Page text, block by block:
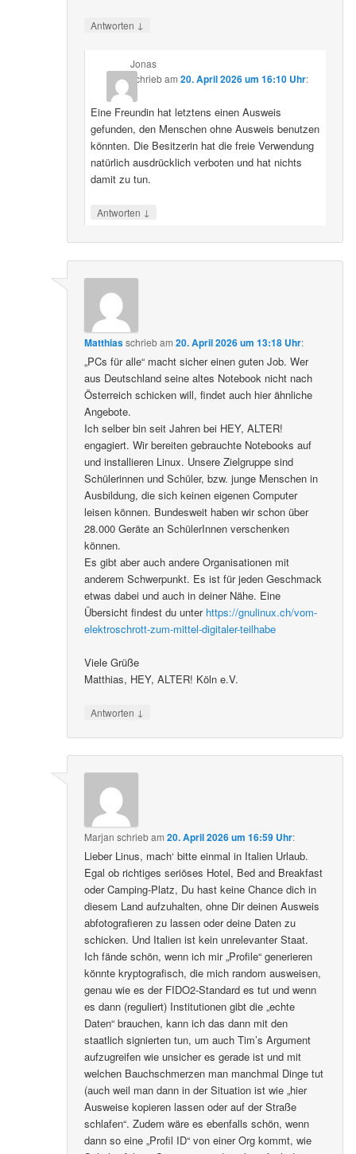
Antworten ↓
Jonas
schriebam 20. April 2026 um 16:10 Uhr:
Eine Freundin hat letztens einen Ausweis
gefunden, den Menschen ohne Ausweis benutzen
könnten. Die Besitzerin hat die freie Verwendung
natürlich ausdrücklich verboten und hat nichts
damit zu tun.
Antworten ↓
Matthiasschriebam20. April 2026 um 13:18 Uhr:
„PCs für alle“ macht sicher einen guten Job. Wer
aus Deutschland seine altes Notebook nicht nach
Österreich schicken will, findet auch hier ähnliche
Angebote.
Ich selber bin seit Jahren bei HEY, ALTER!
engagiert. Wir bereiten gebrauchte Notebooks auf
und installieren Linux. Unsere Zielgruppe sind
Schülerinnen und Schüler, bzw. junge Menschen in
Ausbildung, die sich keinen eigenen Computer
leisen können. Bundesweit haben wir schon über
28.000 Geräte an SchülerInnen verschenken
können.
Es gibt aber auch andere Organisationen mit
anderem Schwerpunkt. Es ist für jeden Geschmack
etwas dabei und auch in deiner Nähe. Eine
Übersicht findest du unter https://gnulinux.ch/vom-
elektroschrott-zum-mittel-digitaler-teilhabe
Viele Grüße
Matthias, HEY, ALTER! Köln e.V.
Antworten ↓
Marjan schriebam20. April 2026 um 16:59 Uhr:
Lieber Linus, mach‘ bitte einmal in Italien Urlaub.
Egal ob richtiges seriöses Hotel, Bed and Breakfast
oder Camping-Platz, Du hast keine Chance dich in
diesem Land aufzuhalten, ohne Dir deinen Ausweis
abfotografieren zu lassen oder deine Daten zu
schicken. Und Italien ist kein unrelevanter Staat.
Ich fände schön, wenn ich mir „Profile“ generieren
könnte kryptografisch, die mich random ausweisen,
genau wie es der FIDO2-Standard es tut und wenn
es dann (reguliert) Institutionen gibt die „echte
Daten“ brauchen, kann ich das dann mit den
staatlich signierten tun, um auch Tim’s Argument
aufzugreifen wie unsicher es gerade ist und mit
welchen Bauchschmerzen man manchmal Dinge tut
(auch weil man dann in der Situation ist wie „hier
Ausweise kopieren lassen oder auf der Straße
schlafen“. Zudem wäre es ebenfalls schön, wenn
dann so eine „Profil ID“ von einer Org kommt, wie